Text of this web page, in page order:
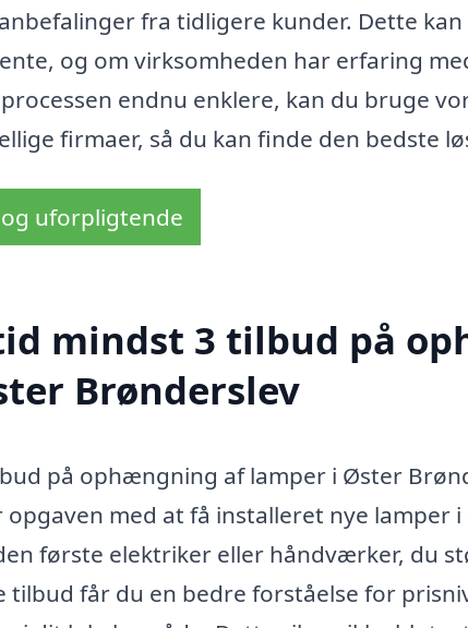
fra tidligere kunder. Dette
og om virksomheden har erfaring
endnu enklere, kan du bruge
firmaer, så du kan finde den bedste
uforpligtende
mindst 3 tilbud på
Brønderslev
på ophængning af lamper i Øster
med at få installeret nye lamper
første elektriker eller håndværker, du
får du en bedre forståelse for